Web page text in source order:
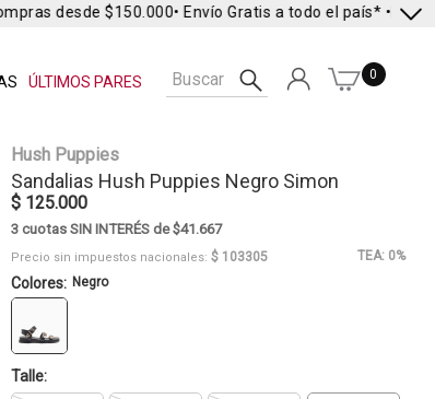
ÚLTIMOS PARES
desde $150.000• Envío Gratis a todo el país* •Envío
0
Hush Puppies
Sandalias Hush Puppies Negro Simon
$ 125.000
3 cuotas SIN INTERÉS de $41.667
Precio sin impuestos nacionales: $ 103305 TEA: 0%
Colores: Negro
Talle: